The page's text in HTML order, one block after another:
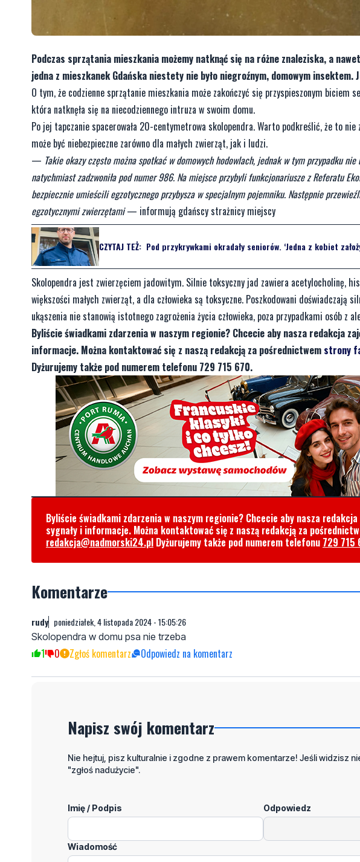
Podczas sprzątania mieszkania możemy natknąć się na różne znaleziska, a
jedna z mieszkanek Gdańska niestety nie było niegroźnym, domowym insektem.
O tym, że codzienne sprzątanie mieszkania może zakończyć się przyspieszonym biciem
która natknęła się na niecodziennego intruza w swoim domu.
Po jej tapczanie spacerowała 20-centymetrowa skolopendra. Warto podkreślić, że to
może być niebezpieczne zarówno dla małych zwierząt, jak i ludzi.
— Takie okazy często można spotkać w domowych hodowlach, jednak w tym przypadku
natychmiast zadzwoniła pod numer 986. Na miejsce przybyli funkcjonariusze z Referatu
bezpiecznie umieścili egzotycznego przybysza w specjalnym pojemniku. Następnie
egzotycznymi zwierzętami— informują gdańscy strażnicy miejscy
CZYTAJ TEŻ: Pod przykrywkami okradały seniorów. ‘Jedna z kobiet
Skolopendra jest zwierzęciem jadowitym. Silnie toksyczny jad zawiera acetylocholinę,
większości małych zwierząt, a dla człowieka są toksyczne. Poszkodowani doświadczają
ukąszenia nie stanowią istotnego zagrożenia życia człowieka, poza przypadkami osób z
Byliście świadkami zdarzenia w naszym regionie? Chcecie aby nasza redakcja
informacje. Można kontaktować się z naszą redakcją za pośrednictwem strony
Dyżurujemy także pod numerem telefonu 729 715 670.
Byliście świadkami zdarzenia w naszym regionie? Chcecie aby nasza
sygnały i informacje. Można kontaktować się z naszą redakcją za
redakcja@nadmorski24.pl Dyżurujemy także pod numerem telefonu 729 715
Komentarze
rudy poniedziałek, 4 listopada 2024 - 15:05:26
Skolopendra w domu psa nie trzeba
1 0 Zgłoś komentarz Odpowiedz na komentarz
Napisz swój komentarz
Nie hejtuj, pisz kulturalnie i zgodne z prawem komentarze! Jeśli widzisz
"zgłoś nadużycie".
Imię / Podpis Odpowiedz
Wiadomość